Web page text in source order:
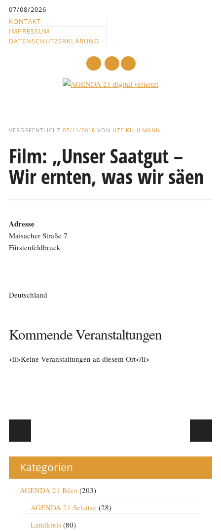
springen
07/08/2026
KONTAKT
IMPRESSUM
DATENSCHUTZERKLÄRUNG
und
Text
VERÖFFENTLICHT 07/11/2018 VON UTE KUHLMANN
Film: „Unser Saatgut –
Wir ernten, was wir säen
Adresse
Maisacher Straße 7
Fürstenfeldbruck
Deutschland
Kommende Veranstaltungen
<li>Keine Veranstaltungen an diesem Ort</li>
Post navigation
Kategorien
AGENDA 21 Büro (203)
AGENDA 21 Schätze(28)
Landkreis(80)